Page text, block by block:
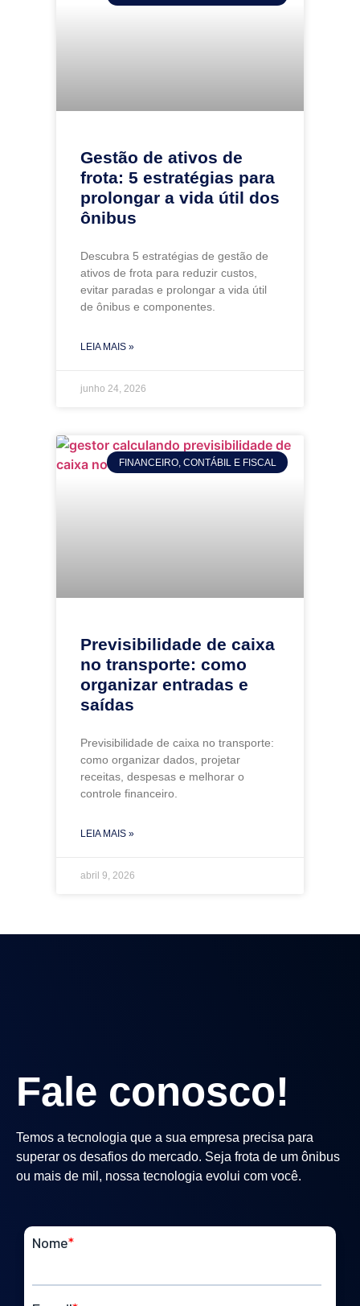
Gestão de ativos de
frota: 5 estratégias para
prolongar a vida útil dos
ônibus
Descubra 5 estratégias de gestão de
ativos de frota para reduzir custos,
evitar paradas e prolongar a vida útil
de ônibus e componentes.
LEIA MAIS »
junho 24, 2026
FINANCEIRO, CONTÁBIL E FISCAL
Previsibilidade de caixa
no transporte: como
organizar entradas e
saídas
Previsibilidade de caixa no transporte:
como organizar dados, projetar
receitas, despesas e melhorar o
controle financeiro.
LEIA MAIS »
abril 9, 2026
Fale conosco!
Temos a tecnologia que a sua empresa precisa para
superar os desafios do mercado. Seja frota de um ônibus
ou mais de mil, nossa tecnologia evolui com você.